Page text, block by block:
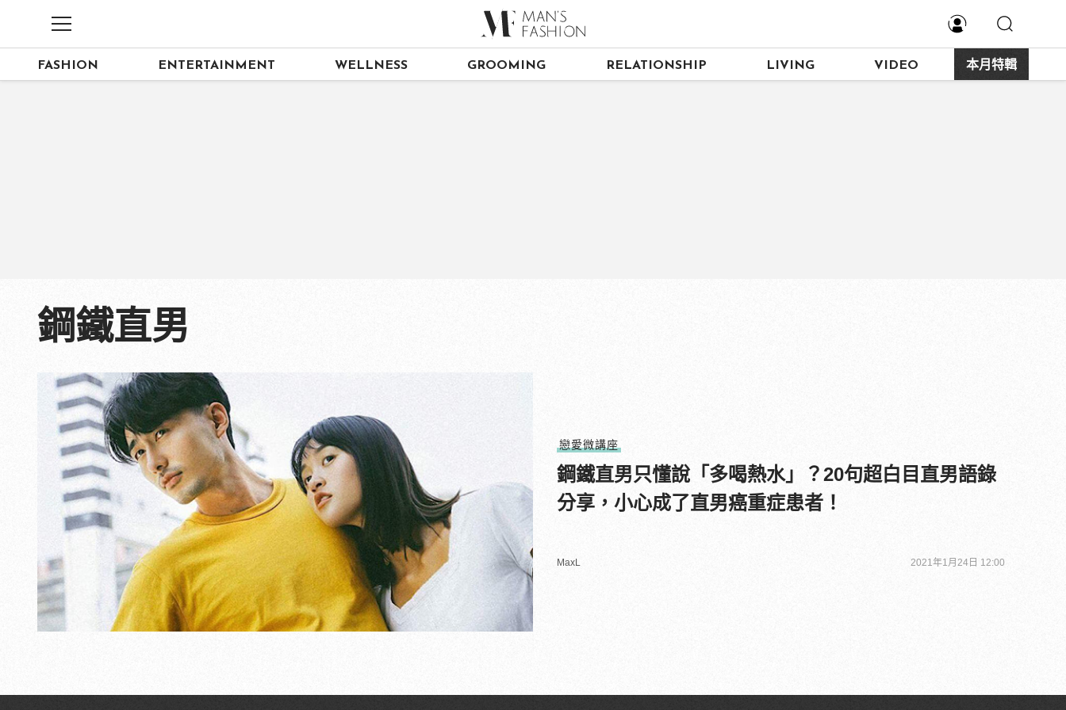
FASHION ENTERTAINMENT WELLNESS GROOMING RELATIONSHIP LIVING VIDEO 本月特輯
鋼鐵直男
戀愛微講座
鋼鐵直男只懂說「多喝熱水」？20句超白目直男語錄
分享，小心成了直男癌重症患者！
MaxL 2021年1月24日 12:00